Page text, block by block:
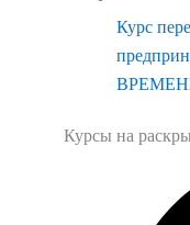
Курс
Курсы на